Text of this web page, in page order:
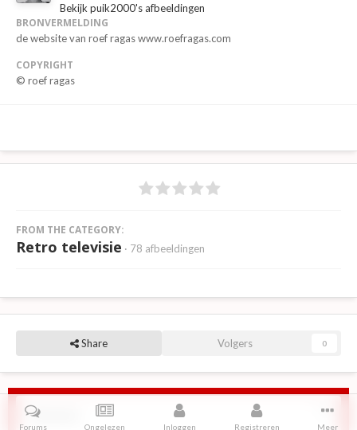
Bekijk puik2000's afbeeldingen
BRONVERMELDING
de website van roef ragas www.roefragas.com
COPYRIGHT
© roef ragas
FROM THE CATEGORY:
Retro televisie · 78 afbeeldingen
Share Volgers 0
Reviews
Forums Ongelezen Inloggen Registreren Meer